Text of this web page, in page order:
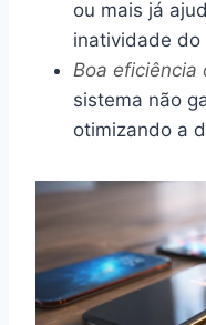
ou mais já
inatividade do
Boa eficiência
sistema não
otimizando a